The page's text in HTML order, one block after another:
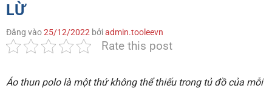
LỪ
Đăng vào25/12/2022 bởiadmin.tooleevn
Rate this post
Áo thun polo là một thứ không thể thiếu trong tủ đồ của mỗi